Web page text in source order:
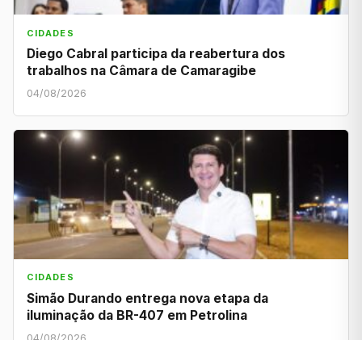
CIDADES
Diego Cabral participa da reabertura dos
trabalhos na Câmara de Camaragibe
04/08/2026
CIDADES
Simão Durando entrega nova etapa da
iluminação da BR-407 em Petrolina